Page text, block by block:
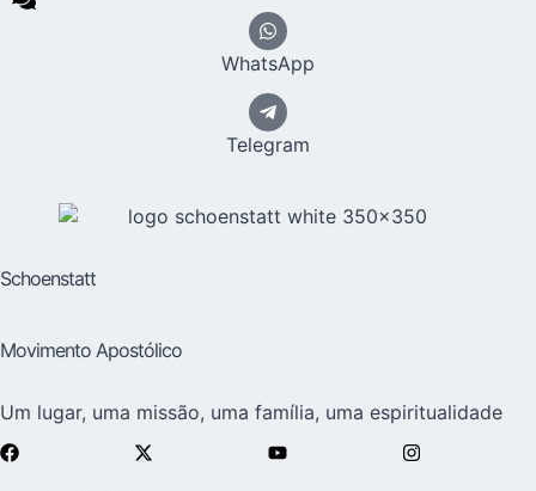
WhatsApp
Telegram
Schoenstatt
Movimento Apostólico
Um lugar, uma missão, uma família, uma espiritualidade